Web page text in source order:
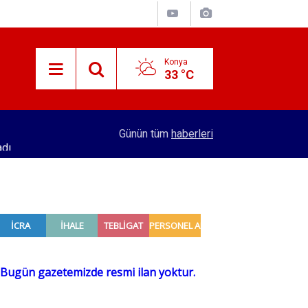
Konya
33 °C
Konya'dan 4 şehre hızlı tren hattı yapılacak!
Günün tüm haberleri